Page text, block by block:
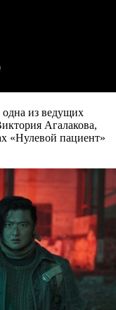
из ведущих
Агалакова,
«Нулевой пациент»